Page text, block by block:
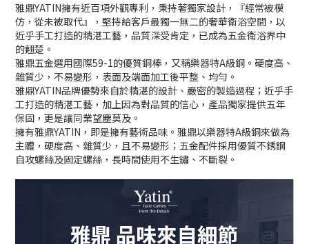
雅鼎YATIN擁有近百項外觀專利，秉持著獨家設計，『經常被模
仿，從未被取代』，堅持給客戶最獨一無二的奢華衛浴空間，以
近乎手工打造的精湛工藝，品質深受肯定，已成為五金衛浴界中
的翹楚。
雅鼎五金選用國際59-1的優質銅棒，又稱樂器特A級銅。硬度高、
雜質少，不易變形，表面及端面加工後平整、均勻。
雅鼎YATIN品牌優勢來自於精湛的設計、嚴密的製造過程；近乎手
工打造的精湛工藝，加上因為對品質的信心，產品獨家提供五年
保固，更是讓同業望塵莫及。
擁有雅鼎YATIN，即是擁有藝術品味。 雅鼎以樂器特A級銅來做為
主體，硬度高、雜質少，且不易變形；五金配件採用優質不銹鋼
自攻螺絲及固定螺絲，長時間使用不生鏽、不斷裂。